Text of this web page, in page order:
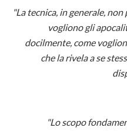
"La tecnica, in generale,
vogliono gli
docilmente, come
che la rivela a se
"Lo scopo